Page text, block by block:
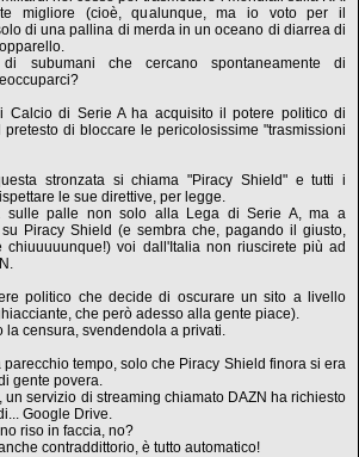
migliore (cioè, qualunque, ma io voto per il
di una pallina di merda in un oceano di diarrea di
subumani che cercano spontaneamente di
Calcio di Serie A ha acquisito il potere politico di
di bloccare le pericolosissime "trasmissioni
stronzata si chiama "Piracy Shield" e tutti i
le sue direttive, per legge.
sulle palle non solo alla Lega di Serie A, ma a
Piracy Shield (e sembra che, pagando il giusto,
chiuuuuunque!) voi dall'Italia non riuscirete più ad
politico che decide di oscurare un sito a livello
che però adesso alla gente piace).
la censura, svendendola a privati.
tempo, solo che Piracy Shield finora si era
gente povera.
un servizio di streaming chiamato DAZN ha richiesto
Google Drive.
riso in faccia, no?
contraddittorio, è tutto automatico!